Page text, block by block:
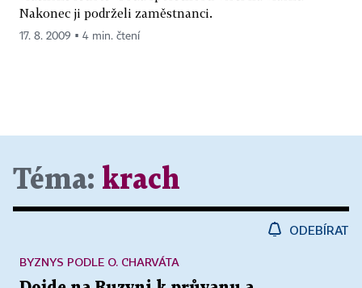
Nakonec ji podrželi zaměstnanci.
17. 8. 2009 ▪ 4 min. čtení
Téma: krach
ODEBÍRAT
BYZNYS PODLE O. CHARVÁTA